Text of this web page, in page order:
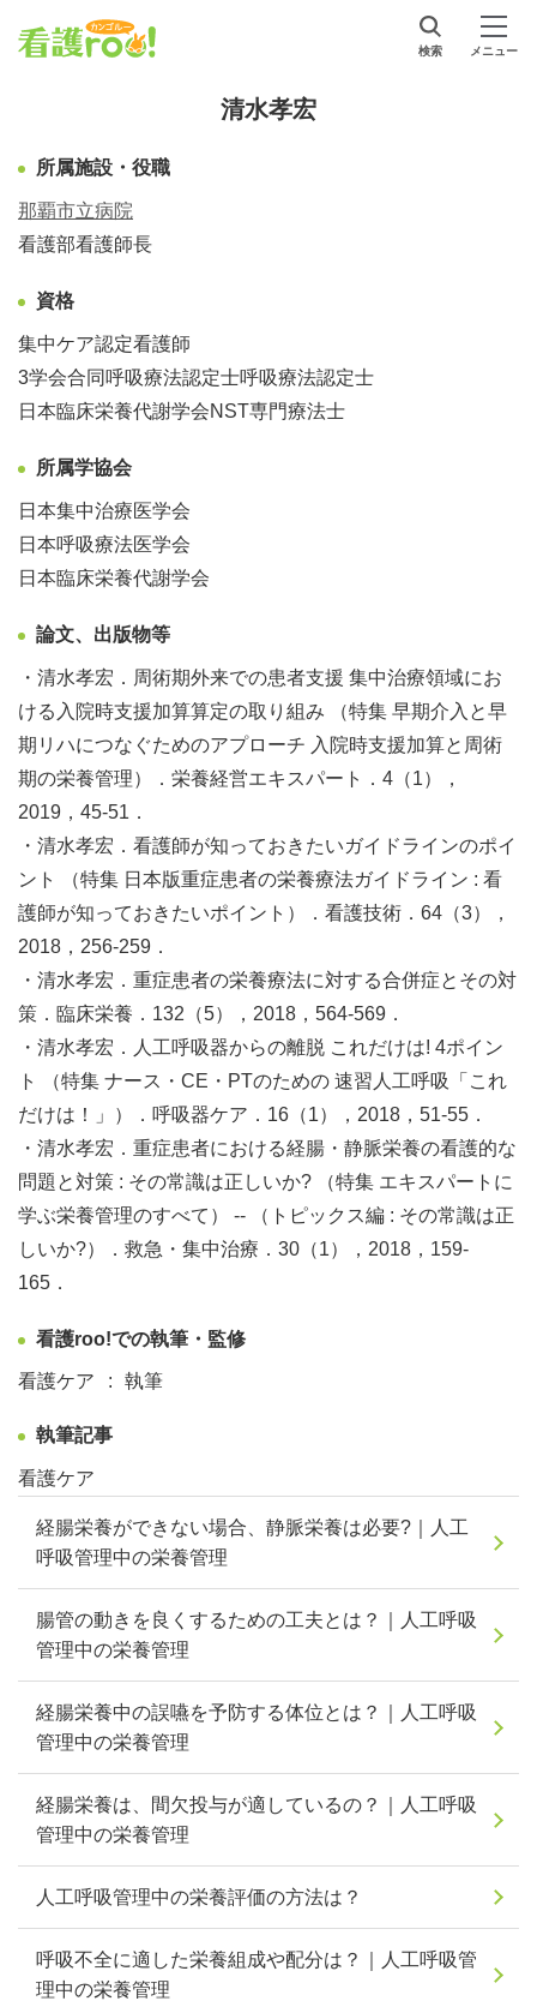
検索 メニュー
清水孝宏
所属施設・役職
那覇市立病院
看護部看護師長
資格
集中ケア認定看護師
3学会合同呼吸療法認定士呼吸療法認定士
日本臨床栄養代謝学会NST専門療法士
所属学協会
日本集中治療医学会
日本呼吸療法医学会
日本臨床栄養代謝学会
論文、出版物等
・清水孝宏．周術期外来での患者支援 集中治療領域にお
ける入院時支援加算算定の取り組み （特集 早期介入と早
期リハにつなぐためのアプローチ 入院時支援加算と周術
期の栄養管理）．栄養経営エキスパート．4（1），
2019，45-51．
・清水孝宏．看護師が知っておきたいガイドラインのポイ
ント （特集 日本版重症患者の栄養療法ガイドライン : 看
護師が知っておきたいポイント）．看護技術．64（3），
2018，256-259．
・清水孝宏．重症患者の栄養療法に対する合併症とその対
策．臨床栄養．132（5），2018，564-569．
・清水孝宏．人工呼吸器からの離脱 これだけは! 4ポイン
ト （特集 ナース・CE・PTのための 速習人工呼吸「これ
だけは！」）．呼吸器ケア．16（1），2018，51-55．
・清水孝宏．重症患者における経腸・静脈栄養の看護的な
問題と対策 : その常識は正しいか? （特集 エキスパートに
学ぶ栄養管理のすべて） -- （トピックス編 : その常識は正
しいか?）．救急・集中治療．30（1），2018，159-
165．
看護roo!での執筆・監修
看護ケア 執筆
執筆記事
看護ケア
経腸栄養ができない場合、静脈栄養は必要?｜人工
呼吸管理中の栄養管理
腸管の動きを良くするための工夫とは？｜人工呼吸
管理中の栄養管理
経腸栄養中の誤嚥を予防する体位とは？｜人工呼吸
管理中の栄養管理
経腸栄養は、間欠投与が適しているの？｜人工呼吸
管理中の栄養管理
人工呼吸管理中の栄養評価の方法は？
呼吸不全に適した栄養組成や配分は？｜人工呼吸管
理中の栄養管理